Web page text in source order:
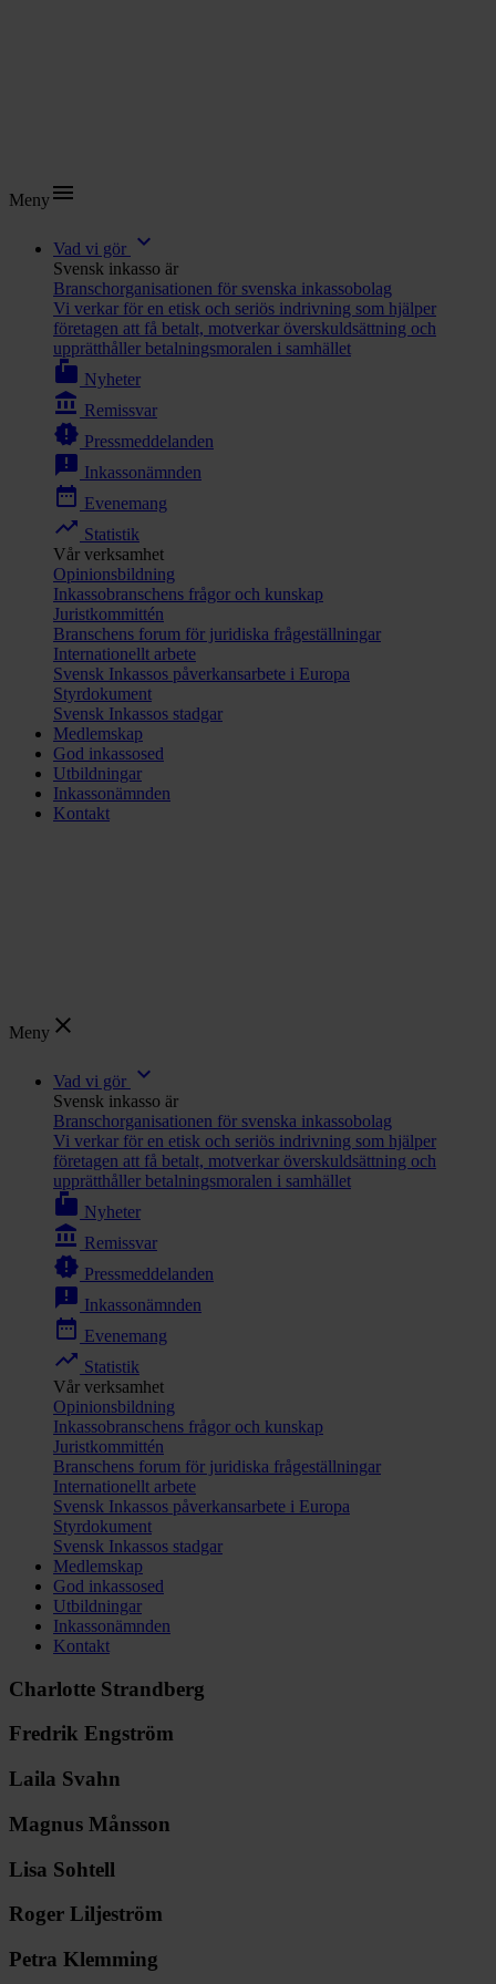
Menymenu
Vad vi gör expand_more
Svensk inkasso är
Branschorganisationen för svenska inkassobolag
Vi verkar för en etisk och seriös indrivning som hjälper
företagen att få betalt, motverkar överskuldsättning och
upprätthåller betalningsmoralen i samhället
markunread_mailbox Nyheter
account_balance Remissvar
new_releases Pressmeddelanden
announcement Inkassonämnden
date_range Evenemang
trending_up Statistik
Vår verksamhet
Opinionsbildning
Inkassobranschens frågor och kunskap
Juristkommittén
Branschens forum för juridiska frågeställningar
Internationellt arbete
Svensk Inkassos påverkansarbete i Europa
Styrdokument
Svensk Inkassos stadgar
Medlemskap
God inkassosed
Utbildningar
Inkassonämnden
Kontakt
Meny close
Vad vi gör expand_more
Svensk inkasso är
Branschorganisationen för svenska inkassobolag
Vi verkar för en etisk och seriös indrivning som hjälper
företagen att få betalt, motverkar överskuldsättning och
upprätthåller betalningsmoralen i samhället
markunread_mailbox Nyheter
account_balance Remissvar
new_releases Pressmeddelanden
announcement Inkassonämnden
date_range Evenemang
trending_up Statistik
Vår verksamhet
Opinionsbildning
Inkassobranschens frågor och kunskap
Juristkommittén
Branschens forum för juridiska frågeställningar
Internationellt arbete
Svensk Inkassos påverkansarbete i Europa
Styrdokument
Svensk Inkassos stadgar
Medlemskap
God inkassosed
Utbildningar
Inkassonämnden
Kontakt
Charlotte Strandberg
Fredrik Engström
Laila Svahn
Magnus Månsson
Lisa Sohtell
Roger Liljeström
Petra Klemming